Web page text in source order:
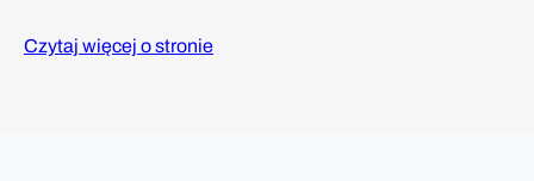
Czytaj więcej o stronie